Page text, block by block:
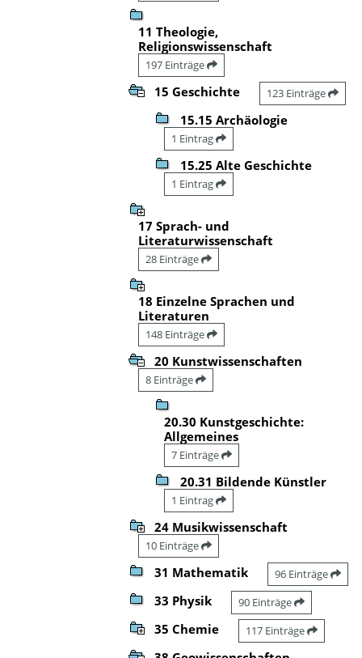
11 Theologie,
Religionswissenschaft
197 Einträge
15 Geschichte 123 Einträge
15.15 Archäologie
1 Eintrag
15.25 Alte Geschichte
1 Eintrag
17 Sprach- und
Literaturwissenschaft
28 Einträge
18 Einzelne Sprachen und
Literaturen
148 Einträge
20 Kunstwissenschaften
8 Einträge
20.30 Kunstgeschichte:
Allgemeines
7 Einträge
20.31 Bildende Künstler
1 Eintrag
24 Musikwissenschaft
10 Einträge
31 Mathematik 96 Einträge
33 Physik 90 Einträge
35 Chemie 117 Einträge